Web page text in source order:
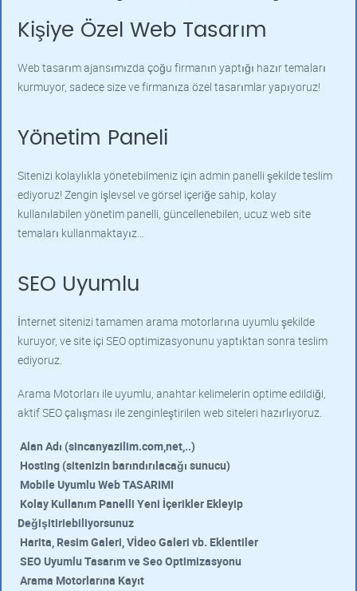
Kişiye Özel Web Tasarım
Web tasarım ajansımızda çoğu firmanın yaptığı hazır temaları
kurmuyor, sadece size ve firmanıza özel tasarımlar yapıyoruz!
Yönetim Paneli
Sitenizi kolaylıkla yönetebilmeniz için admin panelli şekilde teslim
ediyoruz! Zengin işlevsel ve görsel içeriğe sahip, kolay
kullanılabilen yönetim panelli, güncellenebilen, ucuz web site
temaları kullanmaktayız…
SEO Uyumlu
İnternet sitenizi tamamen arama motorlarına uyumlu şekilde
kuruyor, ve site içi SEO optimizasyonunu yaptıktan sonra teslim
ediyoruz.
Arama Motorları ile uyumlu, anahtar kelimelerin optime edildiği,
aktif SEO çalışması ile zenginleştirilen web siteleri hazırlıyoruz.
Alan Adı (sincanyazilim.com,net,..)
Hosting (sitenizin barındırılacağı sunucu)
Mobile Uyumlu Web TASARIMI
Kolay Kullanım Panelli Yeni İçerikler Ekleyip
Değişitiriebiliyorsunuz
Harita, Resim Galeri, Vİdeo Galeri vb. Eklentiler
SEO Uyumlu Tasarım ve Seo Optimizasyonu
Arama Motorlarına Kayıt